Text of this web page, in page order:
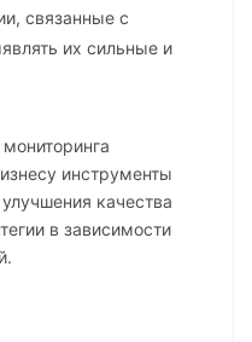
связанные с
их сильные и
инструменты
качества
в зависимости